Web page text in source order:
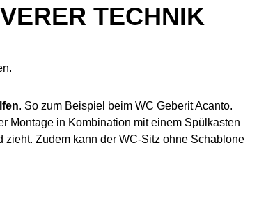
TECHNIK
. So zum Beispiel beim WC Geberit Acanto.
Montage in Kombination mit einem Spülkasten
Zudem kann der WC-Sitz ohne Schablone